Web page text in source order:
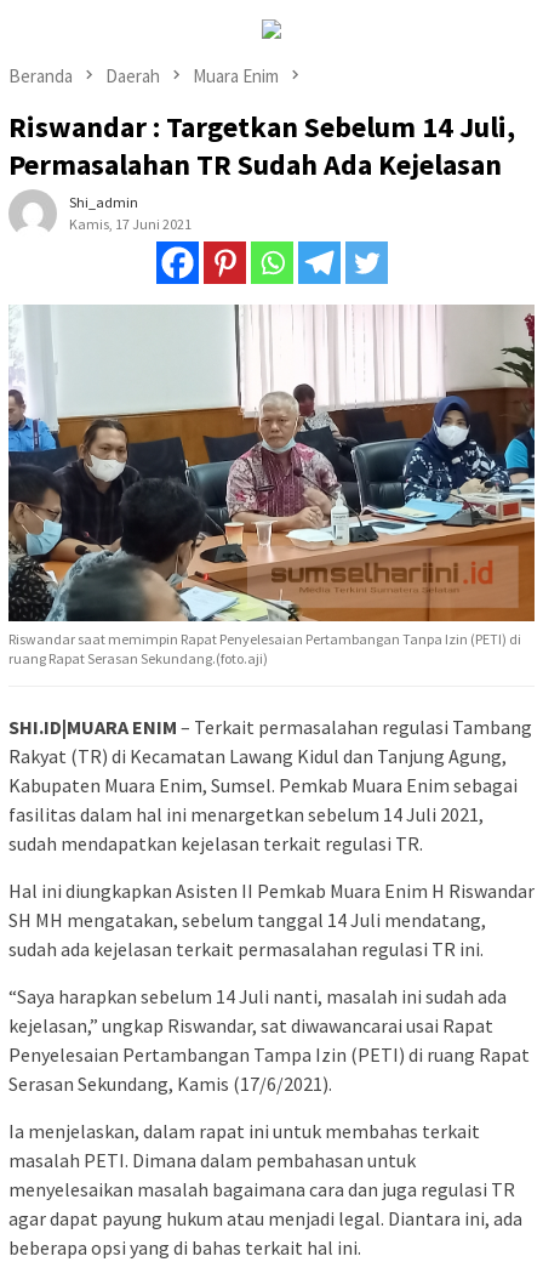
Beranda Daerah Muara Enim
Riswandar : Targetkan Sebelum 14 Juli,
Permasalahan TR Sudah Ada Kejelasan
Shi_admin
Kamis, 17 Juni 2021
Riswandar saat memimpin Rapat Penyelesaian Pertambangan Tanpa Izin (PETI) di
ruang Rapat Serasan Sekundang.(foto.aji)
SHI.ID|MUARA ENIM – Terkait permasalahan regulasi Tambang
Rakyat (TR) di Kecamatan Lawang Kidul dan Tanjung Agung,
Kabupaten Muara Enim, Sumsel. Pemkab Muara Enim sebagai
fasilitas dalam hal ini menargetkan sebelum 14 Juli 2021,
sudah mendapatkan kejelasan terkait regulasi TR.
Hal ini diungkapkan Asisten II Pemkab Muara Enim H Riswandar
SH MH mengatakan, sebelum tanggal 14 Juli mendatang,
sudah ada kejelasan terkait permasalahan regulasi TR ini.
“Saya harapkan sebelum 14 Juli nanti, masalah ini sudah ada
kejelasan,” ungkap Riswandar, sat diwawancarai usai Rapat
Penyelesaian Pertambangan Tampa Izin (PETI) di ruang Rapat
Serasan Sekundang, Kamis (17/6/2021).
Ia menjelaskan, dalam rapat ini untuk membahas terkait
masalah PETI. Dimana dalam pembahasan untuk
menyelesaikan masalah bagaimana cara dan juga regulasi TR
agar dapat payung hukum atau menjadi legal. Diantara ini, ada
beberapa opsi yang di bahas terkait hal ini.